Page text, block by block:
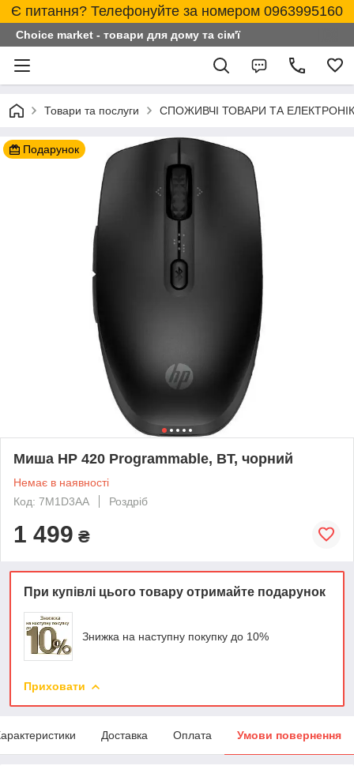
Є питання? Телефонуйте за номером 0963995160
Choice market - товари для дому та сім'ї
Товари та послуги СПОЖИВЧІ ТОВАРИ ТА
Подарунок
Миша HP 420 Programmable, BT, чорний
Немає в наявності
Код: 7M1D3AA
Роздріб
1 499 ₴
При купівлі цього товару отримайте подарунок
Знижка на наступну покупку до 10%
Приховати
Доставка Оплата Умови повернення